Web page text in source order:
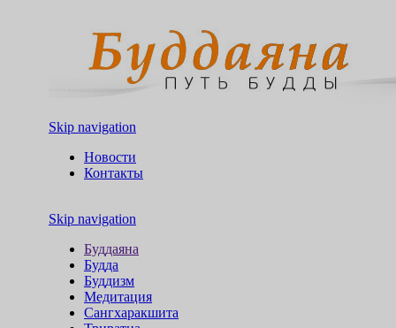
Skip navigation
Новости
Контакты
Skip navigation
Буддаяна
Будда
Буддизм
Медитация
Сангхаракшита